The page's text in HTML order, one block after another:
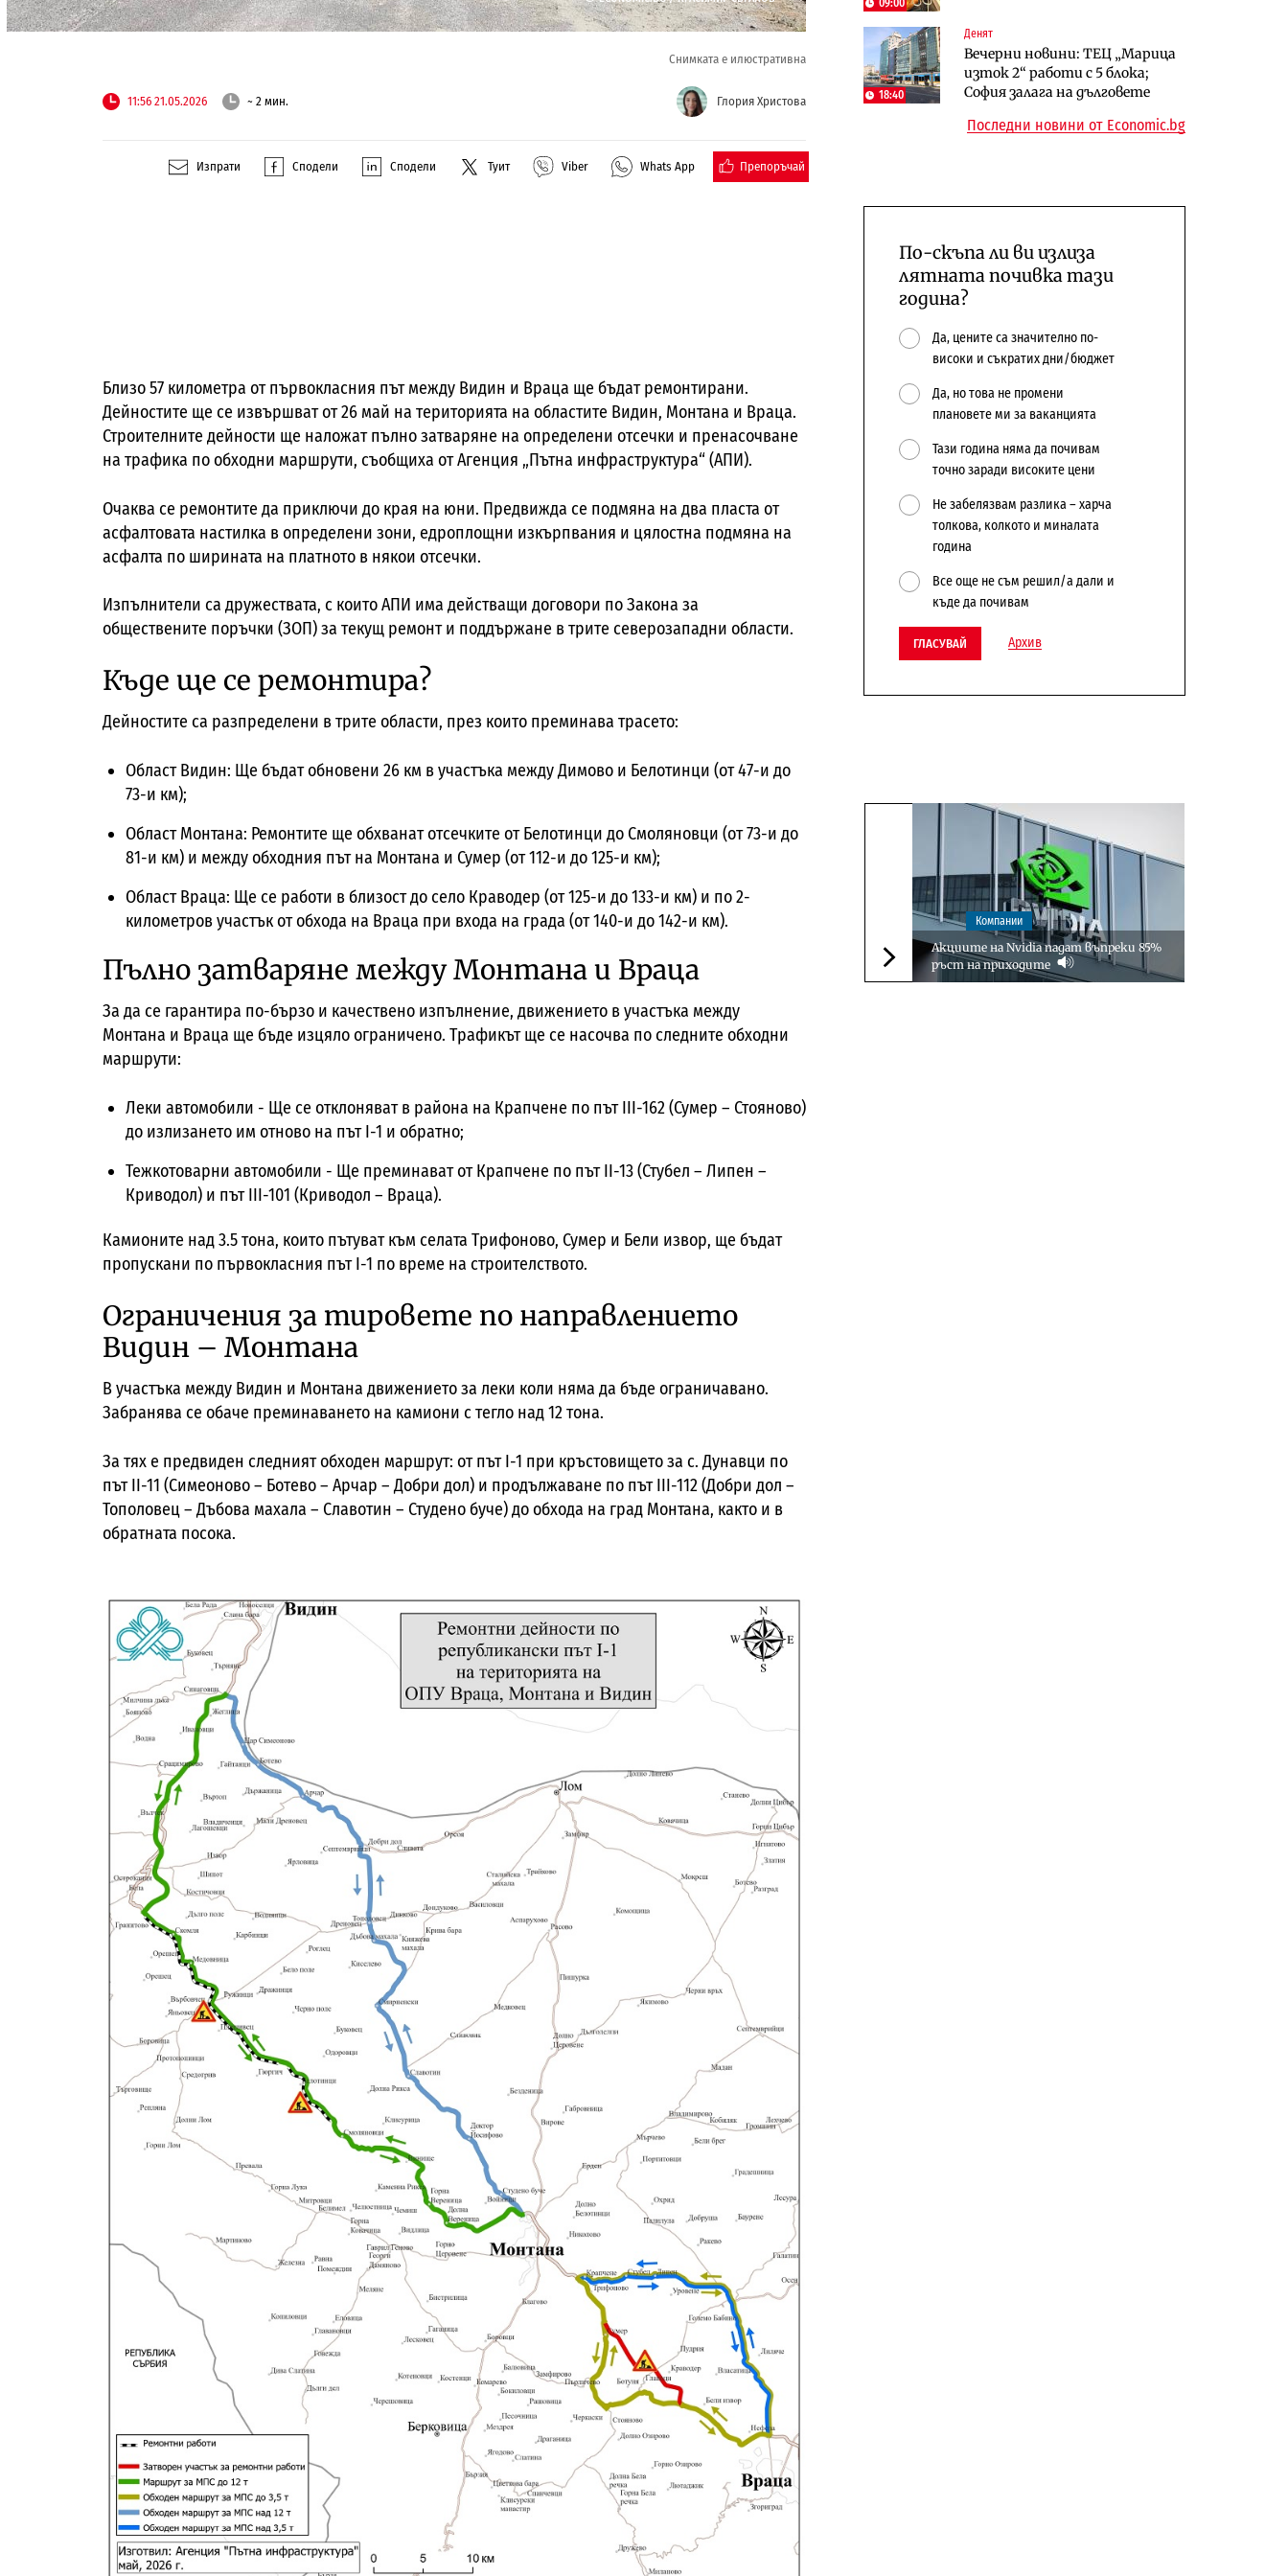
Снимката е илюстративна
11:56 21.05.2026 ~ 2 мин. Глория Христова
Изпрати Сподели Сподели Туит Viber Whats App Препоръчай
Близо 57 километра от първокласния път между Видин и Враца ще бъдат ремонтирани.
Дейностите ще се извършват от 26 май на територията на областите Видин, Монтана и Враца.
Строителните дейности ще наложат пълно затваряне на определени отсечки и пренасочване
на трафика по обходни маршрути, съобщиха от Агенция „Пътна инфраструктура“ (АПИ).
Очаква се ремонтите да приключи до края на юни. Предвижда се подмяна на два пласта от
асфалтовата настилка в определени зони, едроплощни изкърпвания и цялостна подмяна на
асфалта по ширината на платното в някои отсечки.
Изпълнители са дружествата, с които АПИ има действащи договори по Закона за
обществените поръчки (ЗОП) за текущ ремонт и поддържане в трите северозападни области.
Къде ще се ремонтира?
Дейностите са разпределени в трите области, през които преминава трасето:
Област Видин: Ще бъдат обновени 26 км в участъка между Димово и Белотинци (от 47-и до
73-и км);
Област Монтана: Ремонтите ще обхванат отсечките от Белотинци до Смоляновци (от 73-и до
81-и км) и между обходния път на Монтана и Сумер (от 112-и до 125-и км);
Област Враца: Ще се работи в близост до село Краводер (от 125-и до 133-и км) и по 2-
километров участък от обхода на Враца при входа на града (от 140-и до 142-и км).
Пълно затваряне между Монтана и Враца
За да се гарантира по-бързо и качествено изпълнение, движението в участъка между
Монтана и Враца ще бъде изцяло ограничено. Трафикът ще се насочва по следните обходни
маршрути:
Леки автомобили - Ще се отклоняват в района на Крапчене по път III-162 (Сумер – Стояново)
до излизането им отново на път I-1 и обратно;
Тежкотоварни автомобили - Ще преминават от Крапчене по път II-13 (Стубел – Липен –
Криводол) и път III-101 (Криводол – Враца).
Камионите над 3.5 тона, които пътуват към селата Трифоново, Сумер и Бели извор, ще бъдат
пропускани по първокласния път I-1 по време на строителството.
Ограничения за тировете по направлението
Видин – Монтана
В участъка между Видин и Монтана движението за леки коли няма да бъде ограничавано.
Забранява се обаче преминаването на камиони с тегло над 12 тона.
За тях е предвиден следният обходен маршрут: от път I-1 при кръстовището за с. Дунавци по
път II-11 (Симеоново – Ботево – Арчар – Добри дол) и продължаване по път III-112 (Добри дол –
Тополовец – Дъбова махала – Славотин – Студено буче) до обхода на град Монтана, както и в
обратната посока.
18:40
Денят
Вечерни новини: ТЕЦ „Марица
изток 2“ работи с 5 блока;
София залага на дълговете
Digi&AI
Трафикът толкова е намалял,
че големи медии обмислят да се
Компании
„Ендуросат“ ще строи огромен
космически и отбранителен
Последни новини от Economic.bg
По-скъпа ли ви излиза
лятната почивка тази
година?
Да, цените са значително по-
високи и съкратих дни/бюджет
Да, но това не промени
плановете ми за ваканцията
Тази година няма да почивам
точно заради високите цени
Не забелязвам разлика – харча
толкова, колкото и миналата
година
Все още не съм решил/а дали и
къде да почивам
ГЛАСУВАЙ Архив
Следваща новина
Компании
Акциите на Nvidia падат въпреки 85%
ръст на приходите